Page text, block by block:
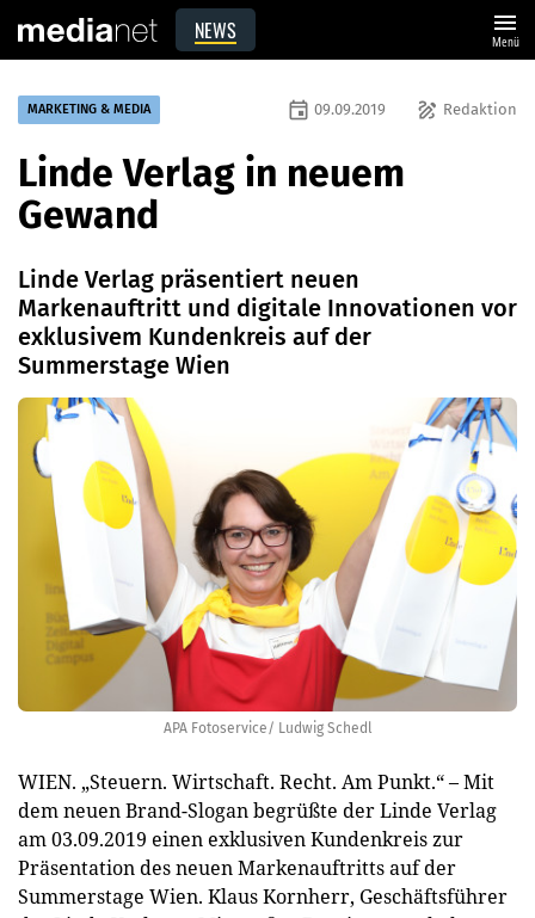
NEWS menu
Menü
APA Fotoservice/ Ludwig Schedl
MARKETING & MEDIA draw Redaktion
event 09.09.2019
Linde Verlag in neuem
Gewand
Linde Verlag präsentiert neuen
Markenauftritt und digitale Innovationen vor
exklusivem Kundenkreis auf der
Summerstage Wien
WIEN. „Steuern. Wirtschaft. Recht. Am Punkt.“ – Mit
dem neuen Brand-Slogan begrüßte der Linde Verlag
am 03.09.2019 einen exklusiven Kundenkreis zur
Präsentation des neuen Markenauftritts auf der
Summerstage Wien. Klaus Kornherr, Geschäftsführer